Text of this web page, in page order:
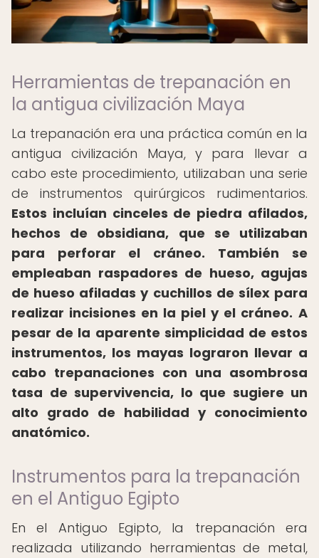
Herramientas de trepanación en
la antigua civilización Maya
La trepanación era una práctica común en la
antigua civilización Maya, y para llevar a
cabo este procedimiento, utilizaban una serie
de instrumentos quirúrgicos rudimentarios.
Estos incluían cinceles de piedra afilados,
hechos de obsidiana, que se utilizaban
para perforar el cráneo.
También se
empleaban raspadores de hueso, agujas
de hueso afiladas y cuchillos de sílex para
realizar incisiones en la piel y el cráneo. A
pesar de la aparente simplicidad de estos
instrumentos, los mayas lograron llevar a
cabo trepanaciones con una asombrosa
tasa de supervivencia, lo que sugiere un
alto grado de habilidad y conocimiento
anatómico.
Instrumentos para la trepanación
en el Antiguo Egipto
En el Antiguo Egipto, la trepanación era
realizada utilizando herramientas de metal,